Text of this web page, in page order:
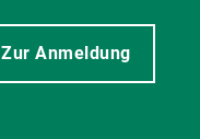
Zur Anmeldung